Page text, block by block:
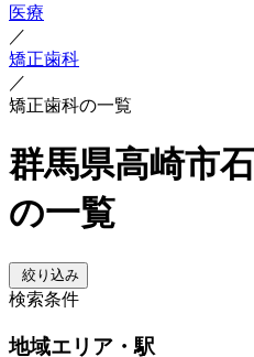
医療
／
矯正歯科
／
矯正歯科の一覧
群馬県高崎市
の一覧
絞り込み
検索条件
地域エリア・駅